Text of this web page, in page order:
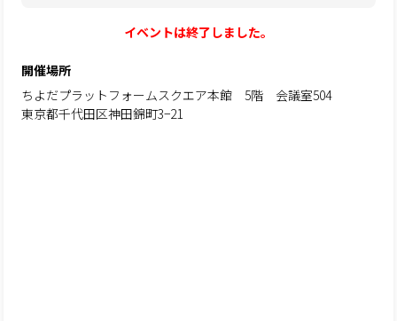
イベントは終了しました。
開催場所
ちよだプラットフォームスクエア本館 5階 会議室504
東京都千代田区神田錦町3−21